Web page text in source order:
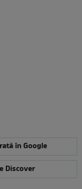
în Google
Discover